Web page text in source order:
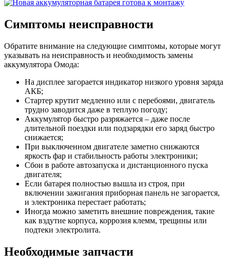
Симптомы неисправности
Обратите внимание на следующие симптомы, которые могут
указывать на неисправность и необходимость замены
аккумулятора Омода:
На дисплее загорается индикатор низкого уровня заряда
АКБ;
Стартер крутит медленно или с перебоями, двигатель
трудно заводится даже в теплую погоду;
Аккумулятор быстро разряжается – даже после
длительной поездки или подзарядки его заряд быстро
снижается;
При выключенном двигателе заметно снижаются
яркость фар и стабильность работы электроники;
Сбои в работе автозапуска и дистанционного пуска
двигателя;
Если батарея полностью вышла из строя, при
включении зажигания приборная панель не загорается,
и электроника перестает работать;
Иногда можно заметить внешние повреждения, такие
как вздутие корпуса, коррозия клемм, трещины или
подтеки электролита.
Необходимые запчасти